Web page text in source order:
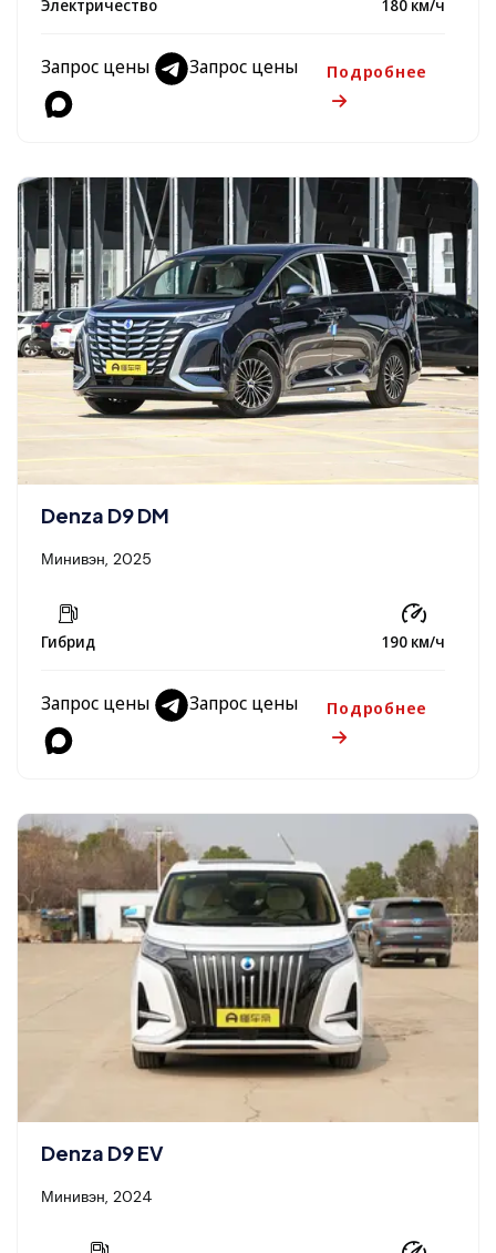
Электричество 180 км/ч
Запрос цены Запрос цены Подробнее
Denza D9 DM
Минивэн, 2025
Гибрид 190 км/ч
Запрос цены Запрос цены Подробнее
Denza D9 EV
Минивэн, 2024